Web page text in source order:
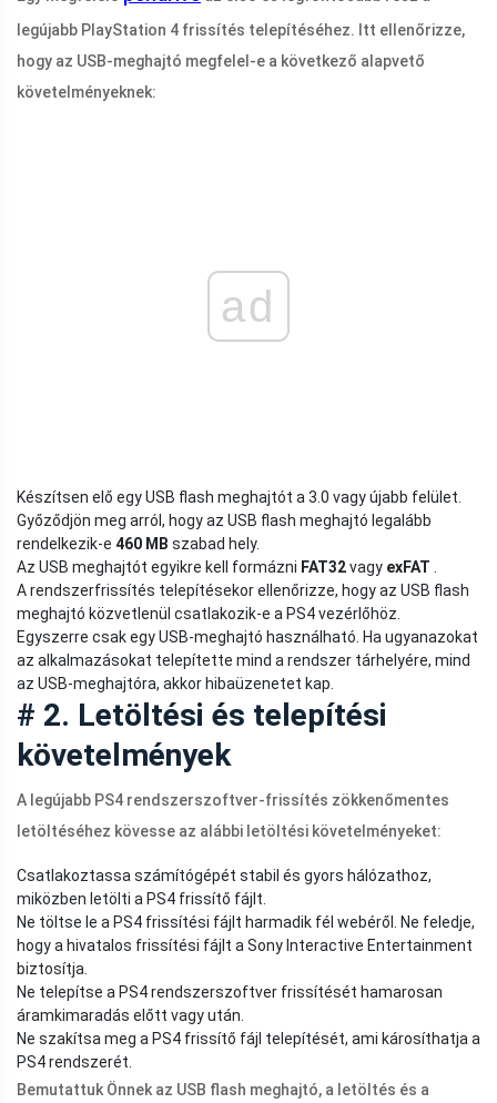
legújabb PlayStation 4 frissítés telepítéséhez. Itt ellenőrizze,
hogy az USB-meghajtó megfelel-e a következő alapvető
követelményeknek:
ad
Készítsen elő egy USB flash meghajtót a 3.0 vagy újabb felület.
Győződjön meg arról, hogy az USB flash meghajtó legalább
rendelkezik-e 460 MB szabad hely.
Az USB meghajtót egyikre kell formázni FAT32vagy exFAT
A rendszerfrissítés telepítésekor ellenőrizze, hogy az USB flash
meghajtó közvetlenül csatlakozik-e a PS4 vezérlőhöz.
Egyszerre csak egy USB-meghajtó használható. Ha ugyanazokat
az alkalmazásokat telepítette mind a rendszer tárhelyére, mind
az USB-meghajtóra, akkor hibaüzenetet kap.
# 2. Letöltési és telepítési
követelmények
A legújabb PS4 rendszerszoftver-frissítés zökkenőmentes
letöltéséhez kövesse az alábbi letöltési követelményeket:
Csatlakoztassa számítógépét stabil és gyors hálózathoz,
miközben letölti a PS4 frissítő fájlt.
Ne töltse le a PS4 frissítési fájlt harmadik fél webéről. Ne feledje,
hogy a hivatalos frissítési fájlt a Sony Interactive Entertainment
biztosítja.
Ne telepítse a PS4 rendszerszoftver frissítését hamarosan
áramkimaradás előtt vagy után.
Ne szakítsa meg a PS4 frissítő fájl telepítését, ami károsíthatja a
PS4 rendszerét.
Bemutattuk Önnek az USB flash meghajtó, a letöltés és a